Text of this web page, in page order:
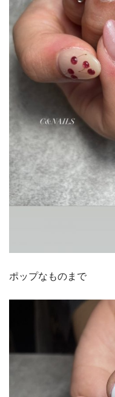
ポップなものまで